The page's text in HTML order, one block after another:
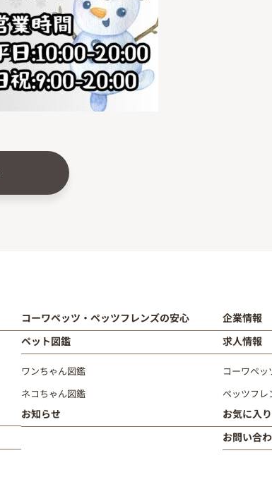
コーワペッツ・ペッツフレンズの安心
ペット図鑑
ワンちゃん図鑑
ネコちゃん図鑑
お知らせ
企業情報
求人情報
コーワペ
ペッツフレ
お気に入り
お問い合